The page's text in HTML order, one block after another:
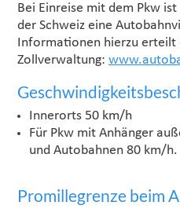
Bei Einreise mit dem Pkw
der Schweiz eine
Informationen hierzu erteilt
Zollverwaltung:
Innerorts 50 km/h
Für Pkw mit Anhänger
und Autobahnen 80 km/h.
Promillegrenze beim